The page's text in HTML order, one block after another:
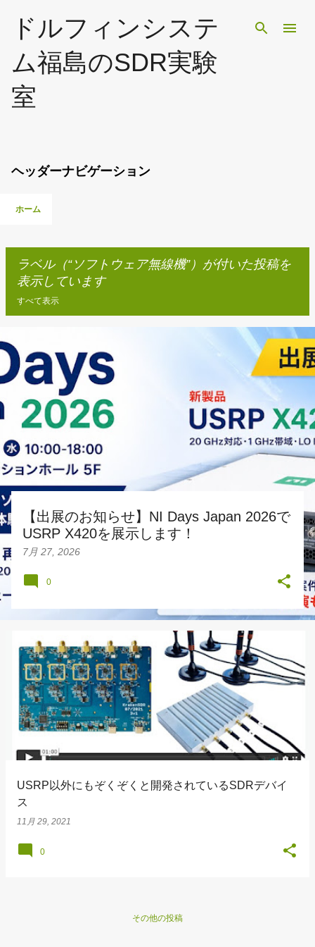
スキップしてメイン コンテンツに移動
ドルフィンシステ
ム福島のSDR実験
室
ヘッダーナビゲーション
ホーム
ラベル（ ソフトウェア無線機 ）が付いた投稿を
表示しています
すべて表示
投
稿
【出展のお知らせ】NI Days Japan 2026で
USRP X420を展示します！
7月 27, 2026
0
USRP以外にもぞくぞくと開発されているSDRデバイ
ス
11月 29, 2021
0
その他の投稿